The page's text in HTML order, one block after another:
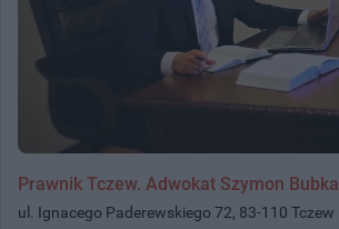
Prawnik Tczew. Adwokat Szymon Bubka
ul. Ignacego Paderewskiego 72, 83-110 Tczew